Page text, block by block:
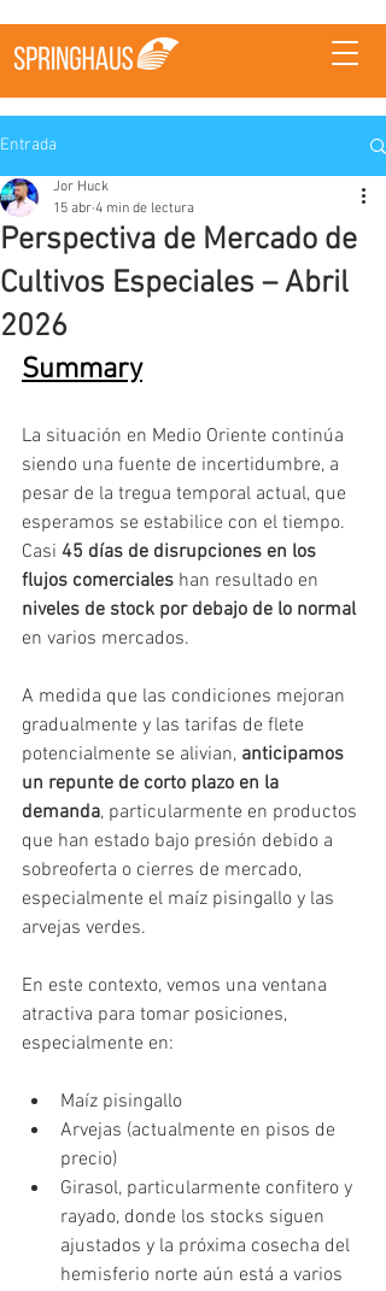
Entrada
Perspectiva de Mercado de
Cultivos Especiales – Abril
2026
Jor Huck
15 abr 4 min de lectura
Summary
La situación en Medio Oriente continúa
siendo una fuente de incertidumbre, a
pesar de la tregua temporal actual, que
esperamos se estabilice con el tiempo.
Casi 45 días de disrupciones en los
flujos comerciales han resultado en
niveles de stock por debajo de lo normal
en varios mercados.
A medida que las condiciones mejoran
gradualmente y las tarifas de flete
potencialmente se alivian, anticipamos
un repunte de corto plazo en la
demanda, particularmente en productos
que han estado bajo presión debido a
sobreoferta o cierres de mercado,
especialmente el maíz pisingallo y las
arvejas verdes.
En este contexto, vemos una ventana
atractiva para tomar posiciones,
especialmente en:
Maíz pisingallo
Arvejas (actualmente en pisos de
precio)
Girasol, particularmente confitero y
rayado, donde los stocks siguen
ajustados y la próxima cosecha del
hemisferio norte aún está a varios